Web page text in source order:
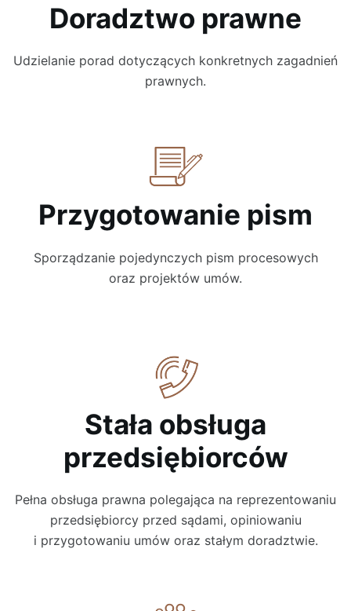
Doradztwo prawne
Udzielanie porad dotyczących konkretnych zagadnień
prawnych.
Przygotowanie pism
Sporządzanie pojedynczych pism procesowych
oraz projektów umów.
Stała obsługa
przedsiębiorców
Pełna obsługa prawna polegająca na reprezentowaniu
przedsiębiorcy przed sądami, opiniowaniu
i przygotowaniu umów oraz stałym doradztwie.